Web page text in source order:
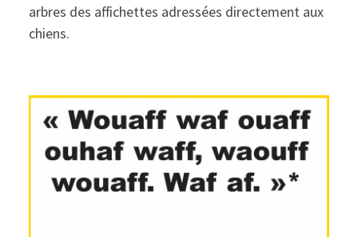
arbres des affichettes adressées directement aux
chiens.